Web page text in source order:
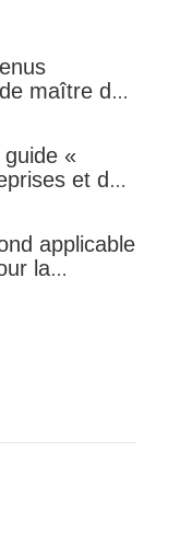
maître de
n°
guide «
et des
applicable
la